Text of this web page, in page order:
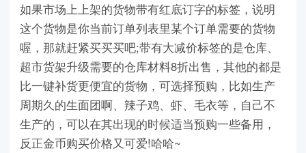
如果市场上上架的货物带有红底订字的标签，说明
这个货物是你当前订单列表里某个订单需要的货物
喔，那就赶紧买买买吧;带有大减价标签的是仓库、
超市货架升级需要的仓库材料8折出售，其他的都是
比一键补货更便宜的货物，可选择预购，比如生产
周期久的生面团啊、辣子鸡、虾、毛衣等，自己不
生产的，可以在其出现的时候适当预购一些备用，
反正金币购买价格又可爱!哈哈~